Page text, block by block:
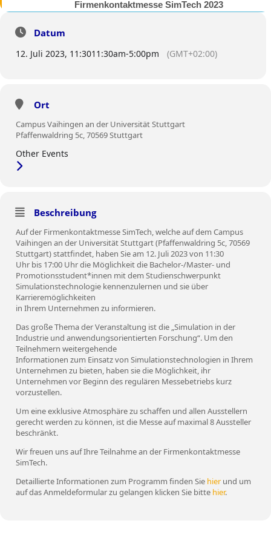
Firmenkontaktmesse SimTech 2023
Datum
12. Juli 2023, 11:3011:30am-5:00pm (GMT+02:00)
Ort
Campus Vaihingen an der Universität Stuttgart
Pfaffenwaldring 5c, 70569 Stuttgart
Other Events
Beschreibung
Auf der Firmenkontaktmesse SimTech, welche auf dem Campus
Vaihingen an der Universität Stuttgart (Pfaffenwaldring 5c, 70569
Stuttgart) stattfindet, haben Sie am 12. Juli 2023 von 11:30
Uhr bis 17:00 Uhr die Möglichkeit die Bachelor-/Master- und
Promotionsstudent*innen mit dem Studienschwerpunkt
Simulationstechnologie kennenzulernen und sie über
Karrieremöglichkeiten
in Ihrem Unternehmen zu informieren.
Das große Thema der Veranstaltung ist die „Simulation in der
Industrie und anwendungsorientierten Forschung“. Um den
Teilnehmern weitergehende
Informationen zum Einsatz von Simulationstechnologien in Ihrem
Unternehmen zu bieten, haben sie die Möglichkeit, ihr
Unternehmen vor Beginn des regulären Messebetriebs kurz
vorzustellen.
Um eine exklusive Atmosphäre zu schaffen und allen Ausstellern
gerecht werden zu können, ist die Messe auf maximal 8 Aussteller
beschränkt.
Wir freuen uns auf Ihre Teilnahme an der Firmenkontaktmesse
SimTech.
Detaillierte Informationen zum Programm finden Sie hierund um
auf das Anmeldeformular zu gelangen klicken Sie bitte hier.